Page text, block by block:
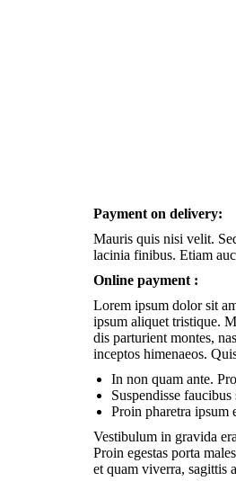
Payment on delivery:
Mauris quis nisi velit.
lacinia finibus. Etiam
Online payment :
Lorem ipsum dolor sit
ipsum aliquet tristique.
dis parturient montes,
inceptos himenaeos.
In non quam ante.
Suspendisse
Proin pharetra ipsum
Vestibulum in gravida
Proin egestas porta
et quam viverra, sagittis